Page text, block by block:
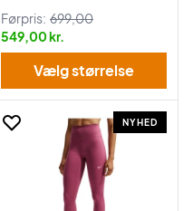
Førpris: 699,00
549,00 kr.
Vælg størrelse
NYHED